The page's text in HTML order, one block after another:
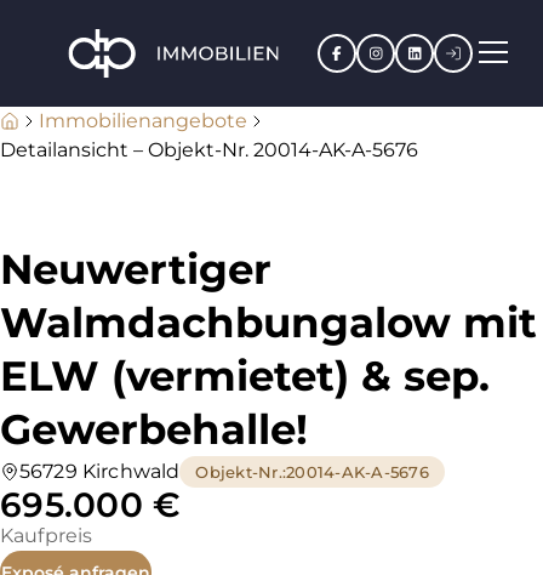
Facebook
Instagram
LinkedIn
Immobilienangebote
Detailansicht – Objekt-Nr. 20014-AK-A-5676
Neuwertiger
Walmdachbungalow mit
ELW (vermietet) & sep.
Gewerbehalle!
56729 Kirchwald Objekt-Nr.:20014-AK-A-5676
695.000 €
Kaufpreis